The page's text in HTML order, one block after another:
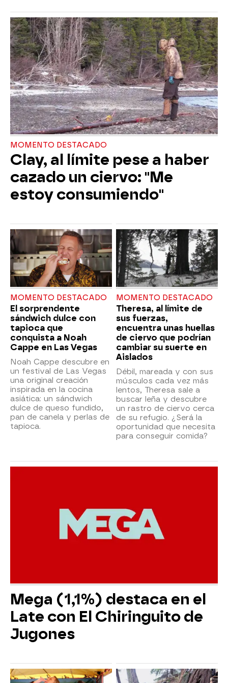
MOMENTO DESTACADO
Clay, al límite pese a haber
cazado un ciervo: "Me
estoy consumiendo"
MOMENTO DESTACADO
El sorprendente
sándwich dulce con
tapioca que
conquista a Noah
Cappe en Las Vegas
Noah Cappe descubre en
un festival de Las Vegas
una original creación
inspirada en la cocina
asiática: un sándwich
dulce de queso fundido,
pan de canela y perlas de
tapioca.
MOMENTO DESTACADO
Theresa, al límite de
sus fuerzas,
encuentra unas huellas
de ciervo que podrían
cambiar su suerte en
Aislados
Débil, mareada y con sus
músculos cada vez más
lentos, Theresa sale a
buscar leña y descubre
un rastro de ciervo cerca
de su refugio. ¿Será la
oportunidad que necesita
para conseguir comida?
Mega (1,1%) destaca en el
Late con El Chiringuito de
Jugones